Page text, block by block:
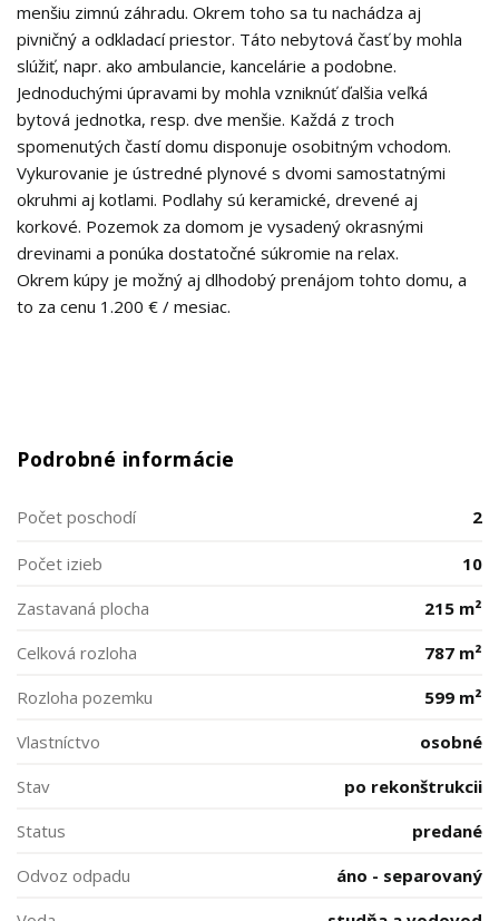
menšiu zimnú záhradu. Okrem toho sa tu nachádza aj
pivničný a odkladací priestor. Táto nebytová časť by mohla
slúžiť, napr. ako ambulancie, kancelárie a podobne.
Jednoduchými úpravami by mohla vzniknúť ďalšia veľká
bytová jednotka, resp. dve menšie. Každá z troch
spomenutých častí domu disponuje osobitným vchodom.
Vykurovanie je ústredné plynové s dvomi samostatnými
okruhmi aj kotlami. Podlahy sú keramické, drevené aj
korkové. Pozemok za domom je vysadený okrasnými
drevinami a ponúka dostatočné súkromie na relax.
Okrem kúpy je možný aj dlhodobý prenájom tohto domu, a
to za cenu 1.200 € / mesiac.
Podrobné informácie
Počet poschodí 2
Počet izieb
10
Zastavaná plocha
215 m²
Celková rozloha
787 m²
Rozloha pozemku
599 m²
Vlastníctvo
osobné
Stav
po rekonštrukcii
Status
predané
Odvoz odpadu
áno - separovaný